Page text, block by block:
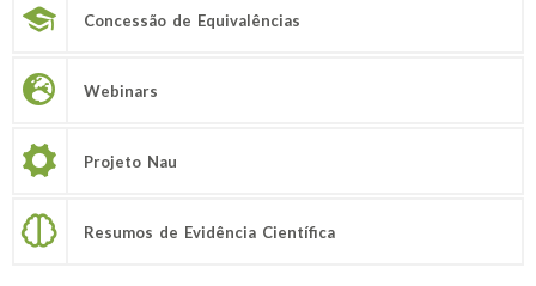
Concessão de Equivalências
Webinars
Projeto Nau
Resumos de Evidência Científica